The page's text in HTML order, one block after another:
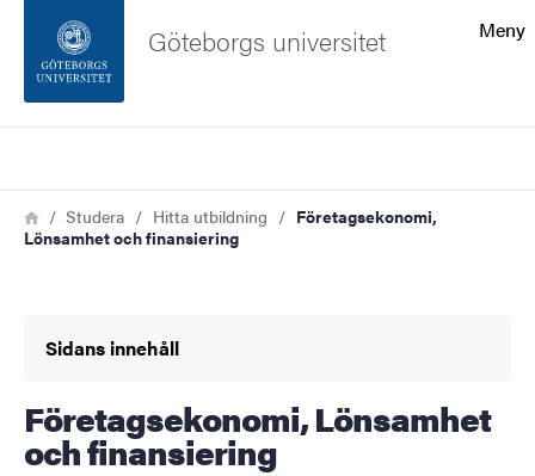
Sidfoten
Om webbplatsen
Meny
Göteborgs universitet
Länkstig
HemStudera Hitta utbildning
Företagsekonomi,
Lönsamhet och finansiering
Sidans innehåll
Företagsekonomi, Lönsamhet
och finansiering